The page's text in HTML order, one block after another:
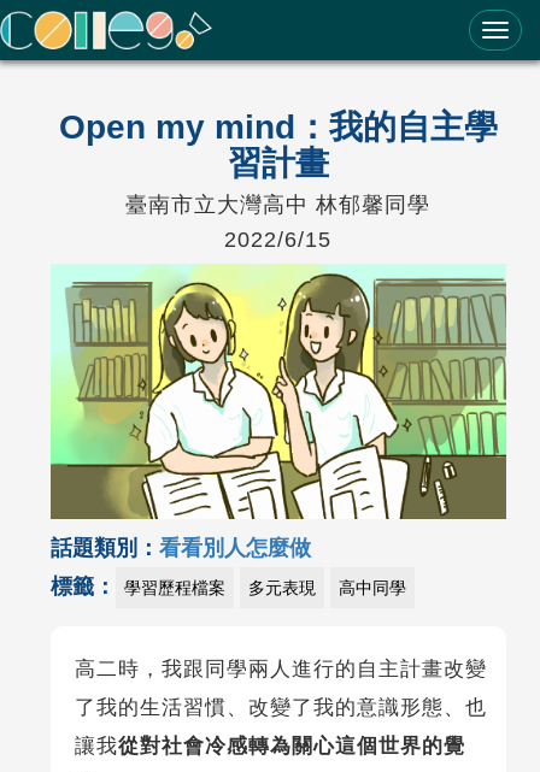
ColleGo! 大學選才與高中育才輔助系統
Open my mind：我的自主學
習計畫
臺南市立大灣高中 林郁馨同學
2022/6/15
話題類別： 看看別人怎麼做
標籤：
學習歷程檔案 多元表現 高中同學
高二時，我跟同學兩人進行的自主計畫改變
了我的生活習慣、改變了我的意識形態、也
讓我從對社會冷感轉為關心這個世界的覺